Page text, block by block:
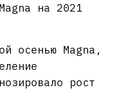
на 2021
осенью Magna,
рост